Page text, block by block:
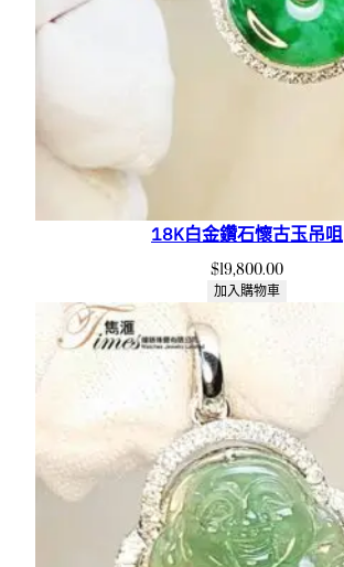
18K白金鑽石懷古玉吊咀
$19,800.00
加入購物車